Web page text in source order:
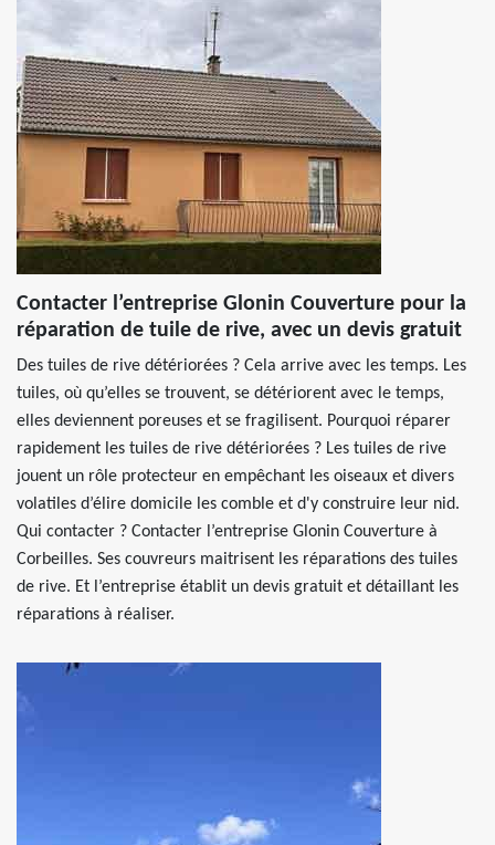
Contacter l’entreprise Glonin Couverture pour la
réparation de tuile de rive, avec un devis gratuit
Des tuiles de rive détériorées ? Cela arrive avec les temps. Les
tuiles, où qu’elles se trouvent, se détériorent avec le temps,
elles deviennent poreuses et se fragilisent. Pourquoi réparer
rapidement les tuiles de rive détériorées ? Les tuiles de rive
jouent un rôle protecteur en empêchant les oiseaux et divers
volatiles d’élire domicile les comble et d'y construire leur nid.
Qui contacter ? Contacter l’entreprise Glonin Couverture à
Corbeilles. Ses couvreurs maitrisent les réparations des tuiles
de rive. Et l’entreprise établit un devis gratuit et détaillant les
réparations à réaliser.